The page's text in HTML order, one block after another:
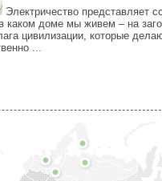
Электричество представляет
каком доме мы живем – на
цивилизации, которые
...